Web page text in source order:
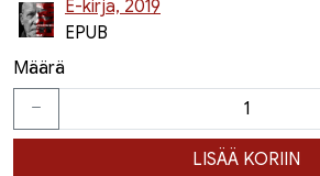
E-kirja, 2019
EPUB
Määrä
LISÄÄ KORIIN